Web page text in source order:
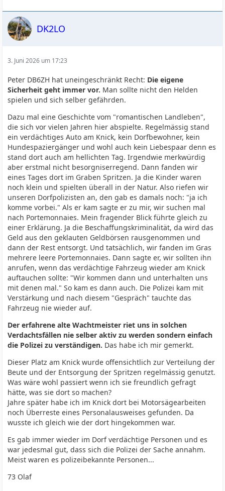
DK2LO
3. Juni 2026 um 17:23
Peter DB6ZH hat uneingeschränkt Recht: Die eigene
Sicherheit geht immer vor. Man sollte nicht den Helden
spielen und sich selber gefährden.
Dazu mal eine Geschichte vom "romantischen Landleben",
die sich vor vielen Jahren hier abspielte. Regelmässig stand
ein verdächtiges Auto am Knick, kein Dorfbewohner, kein
Hundespaziergänger und wohl auch kein Liebespaar denn es
stand dort auch am hellichten Tag. Irgendwie merkwürdig
aber erstmal nicht besorgniserregend. Dann fanden wir
eines Tages dort im Graben Spritzen. Ja die Kinder waren
noch klein und spielten überall in der Natur. Also riefen wir
unseren Dorfpolizisten an, den gab es damals noch: "ja ich
komme vorbei." Als er kam sagte er zu mir, wir suchen mal
nach Portemonnaies. Mein fragender Blick führte gleich zu
einer Erklärung. Ja die Beschaffungskriminalität, da wird das
Geld aus den geklauten Geldbörsen rausgenommen und
dann der Rest entsorgt. Und tatsächlich, wir fanden im Gras
mehrere leere Portemonnaies. Dann sagte er, wir sollten ihn
anrufen, wenn das verdächtige Fahrzeug wieder am Knick
auftauchen sollte: "Wir kommen dann und unterhalten uns
mit denen mal." So kam es dann auch. Die Polizei kam mit
Verstärkung und nach diesem "Gespräch" tauchte das
Fahrzeug nie wieder auf.
Der erfahrene alte Wachtmeister riet uns in solchen
Verdachtsfällen nie selber aktiv zu werden sondern einfach
die Polizei zu verständigen. Das habe ich mir gemerkt.
Dieser Platz am Knick wurde offensichtlich zur Verteilung der
Beute und der Entsorgung der Spritzen regelmässig genutzt.
Was wäre wohl passiert wenn ich sie freundlich gefragt
hätte, was sie dort so machen?
Jahre später habe ich im Knick dort bei Motorsägearbeiten
noch Überreste eines Personalausweises gefunden. Da
wusste ich gleich wie der dort hingekommen war.
Es gab immer wieder im Dorf verdächtige Personen und es
war jedesmal gut, dass sich die Polizei der Sache annahm.
Meist waren es polizeibekannte Personen...
73 Olaf